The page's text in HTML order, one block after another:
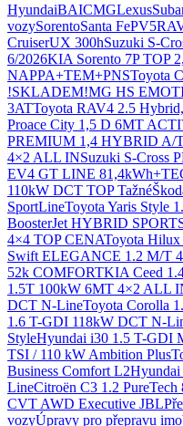
HyundaiBAICMGLexus
vozySorentoSanta FePV5
CruiserUX 300hSuzuki S-
6/2026KIA Sorento 7P TOP
NAPPA+TEM+PNSToyota
!SKLADEM!MG HS
3ATToyota RAV4 2.5
Proace City 1,5 D 6MT
PREMIUM 1,4 HYBRID A/
4×2 ALL INSuzuki S-Cross
EV4 GT LINE
110kW DCT TOP Tažné
SportLineToyota Yaris Style
BoosterJet HYBRID SPORT
4×4 TOP CENAToyota
Swift ELEGANCE 1.2 M/T
52k COMFORTKIA Ceed
1.5T 100kW 6MT 4×2 ALL
DCT N-LineToyota Corolla
1.6 T-GDI 118kW DCT N-
StyleHyundai i30 1.5 T-GDI
TSI / 110 kW Ambition Plus
Business Comfort L2
LineCitroën C3 1.2 PureTech
CVT AWD Executive JBL
vozyÚpravy pro přepravu